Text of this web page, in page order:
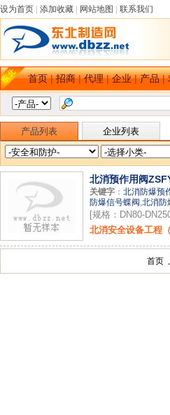
设为首页 添加收藏 网站地图 联系我们
首页|招商|代理|企业|产品|
产品列表 企业列表
北消预作用阀
关键字 ： 北消防爆预
防爆信号蝶阀,北消防
[规格：DN80-
北消安全设备工程
首页